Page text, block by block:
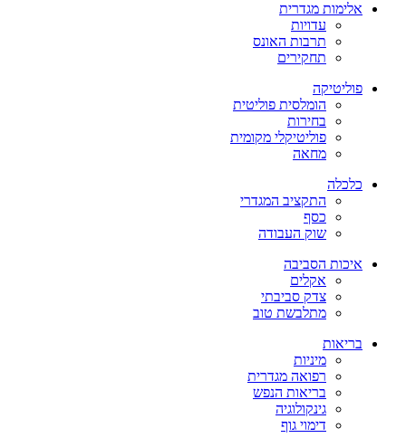
אלימות מגדרית
עדויות
תרבות האונס
תחקירים
פוליטיקה
הומלסית פוליטית
בחירות
פוליטיקלי מקומית
מחאה
כלכלה
התקציב המגדרי
כסף
שוק העבודה
איכות הסביבה
אקלים
צדק סביבתי
מתלבשת טוב
בריאות
מיניות
רפואה מגדרית
בריאות הנפש
גינקולוגיה
דימוי גוף